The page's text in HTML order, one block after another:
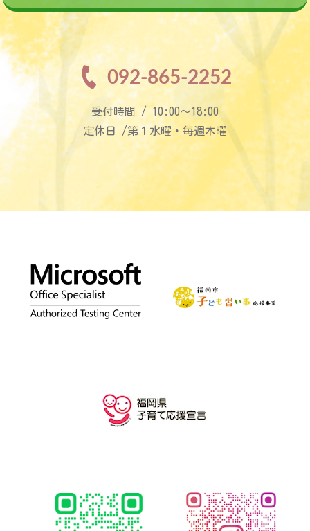
092-865-2252
受付時間 / 10:00〜18:00
定休日 /第１水曜・毎週木曜